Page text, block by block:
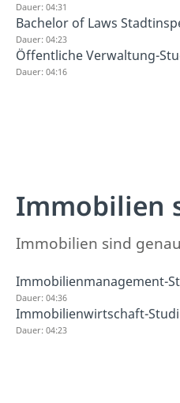
Dauer: 04:31
Bachelor of Laws
Dauer: 04:23
Öffentliche Verwaltung-
Dauer: 04:16
Immobilien
Immobilien sind
Immobilienmanagement-
Dauer: 04:36
Immobilienwirtschaft-
Dauer: 04:23